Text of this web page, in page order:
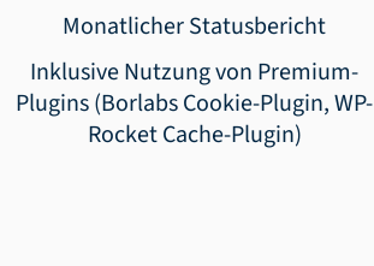
Monatlicher Statusbericht
Inklusive Nutzung von Premium-
Plugins (Borlabs Cookie-Plugin, WP-
Rocket Cache-Plugin)